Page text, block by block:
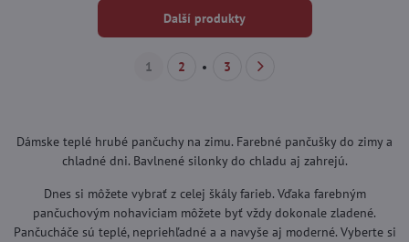
Další produkty
1 2 3
Dámske teplé hrubé pančuchy na zimu. Farebné pančušky do zimy a
chladné dni. Bavlnené silonky do chladu aj zahrejú.
Dnes si môžete vybrať z celej škály farieb. Vďaka farebným
pančuchovým nohaviciam môžete byť vždy dokonale zladené.
Pančucháče sú teplé, nepriehľadné a a navyše aj moderné. Vyberte si